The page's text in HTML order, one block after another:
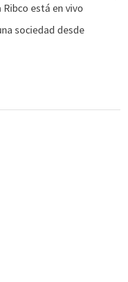
Ribco está en vivo
sociedad desde